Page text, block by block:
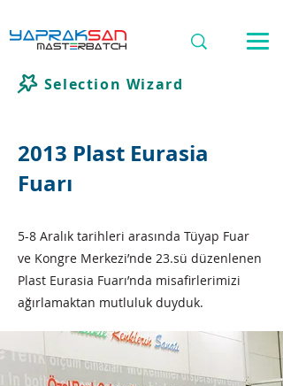
Selection Wizard
2013 Plast Eurasia
Fuarı
5-8 Aralık tarihleri arasında Tüyap Fuar
ve Kongre Merkezi’nde 23.sü düzenlenen
Plast Eurasia Fuarı’nda misafirlerimizi
ağırlamaktan mutluluk duyduk.